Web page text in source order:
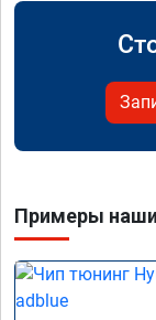
Примеры